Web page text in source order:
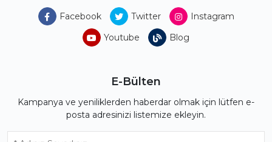
Facebook Twitter
Instagram
Youtube
Blog
E-Bülten
Kampanya ve yeniliklerden haberdar olmak için lütfen e-
posta adresinizi listemize ekleyin.